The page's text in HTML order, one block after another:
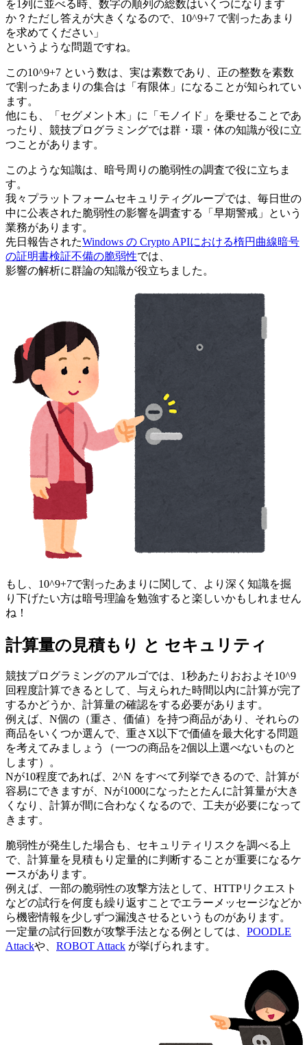
を1列に並べる時、数字の順列の総数はいくつになります
か？ただし答えが大きくなるので、10^9+7 で割ったあまり
を求めてください」
というような問題ですね。
この10^9+7 という数は、実は素数であり、正の整数を素数
で割ったあまりの集合は「有限体」になることが知られてい
ます。
他にも、「セグメント木」に「モノイド」を乗せることであ
ったり、競技プログラミングでは群・環・体の知識が役に立
つことがあります。
このような知識は、暗号周りの脆弱性の調査で役に立ちま
す。
我々プラットフォームセキュリティグループでは、毎日世の
中に公表された脆弱性の影響を調査する「早期警戒」という
業務があります。
先日報告されたWindows の Crypto APIにおける楕円曲線暗号
の証明書検証不備の脆弱性では、
影響の解析に群論の知識が役立ちました。
もし、10^9+7で割ったあまりに関して、より深く知識を掘
り下げたい方は暗号理論を勉強すると楽しいかもしれません
ね！
計算量の見積もり と セキュリティ
競技プログラミングのアルゴでは、1秒あたりおおよそ10^9
回程度計算できるとして、与えられた時間以内に計算が完了
するかどうか、計算量の確認をする必要があります。
例えば、N個の（重さ、価値）を持つ商品があり、それらの
商品をいくつか選んで、重さX以下で価値を最大化する問題
を考えてみましょう（一つの商品を2個以上選べないものと
します）。
Nが10程度であれば、2^N をすべて列挙できるので、計算が
容易にできますが、Nが1000になったとたんに計算量が大き
くなり、計算が間に合わなくなるので、工夫が必要になって
きます。
脆弱性が発生した場合も、セキュリティリスクを調べる上
で、計算量を見積もり定量的に判断することが重要になるケ
ースがあります。
例えば、一部の脆弱性の攻撃方法として、HTTPリクエスト
などの試行を何度も繰り返すことでエラーメッセージなどか
ら機密情報を少しずつ漏洩させるというものがあります。
一定量の試行回数が攻撃手法となる例としては、 POODLE
Attackや、 ROBOT Attack が挙げられます。